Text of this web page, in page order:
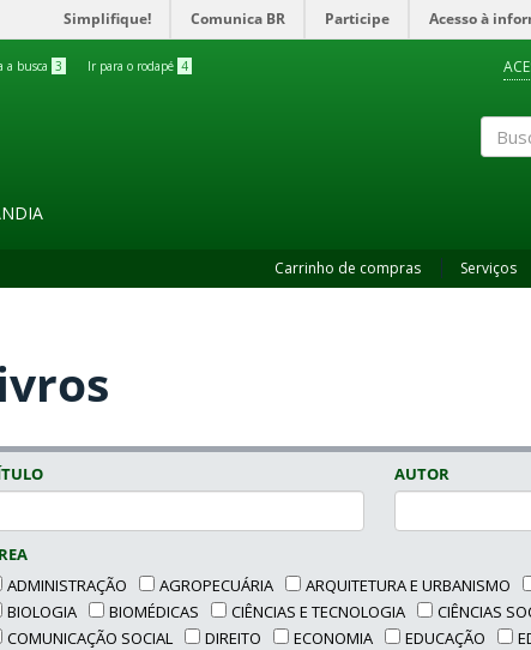
Simplifique! Comunica BR Participe Acesso à
a busca 3 Ir para o rodapé 4
Carrinho de compras Serviços
AUTOR
ADMINISTRAÇÃO
AGROPECUÁRIA ARQUITETURA E URBANISMO
BIOLOGIA
BIOMÉDICAS CIÊNCIAS E TECNOLOGIA CIÊNCIAS
COMUNICAÇÃO SOCIAL
DIREITO ECONOMIA EDUCAÇÃO